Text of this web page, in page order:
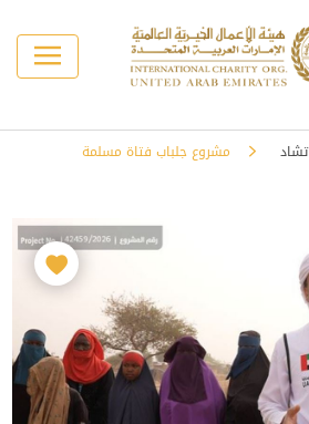
تشاد مشروع جلباب فتاة مسلمة